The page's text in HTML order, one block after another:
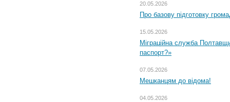
20.05.2026
Про базову підготовку
15.05.2026
Міграційна служба
паспорт?»
07.05.2026
Мешканцям до відома!
04.05.2026